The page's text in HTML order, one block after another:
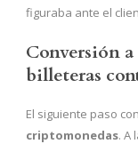
figuraba ante el
Conversión
billeteras
El siguiente paso
criptomonedas. A